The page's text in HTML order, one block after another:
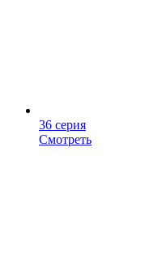
36 серия
Смотреть